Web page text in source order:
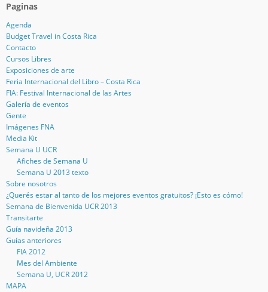
Paginas
Agenda
Budget Travel in Costa Rica
Contacto
Cursos Libres
Exposiciones de arte
Feria Internacional del Libro – Costa Rica
FIA: Festival Internacional de las Artes
Galería de eventos
Gente
Imágenes FNA
Media Kit
Semana U UCR
Afiches de Semana U
Semana U 2013 texto
Sobre nosotros
¿Querés estar al tanto de los mejores eventos gratuitos? ¡Esto es cómo!
Semana de Bienvenida UCR 2013
Transitarte
Guía navideña 2013
Guías anteriores
FIA 2012
Mes del Ambiente
Semana U, UCR 2012
MAPA